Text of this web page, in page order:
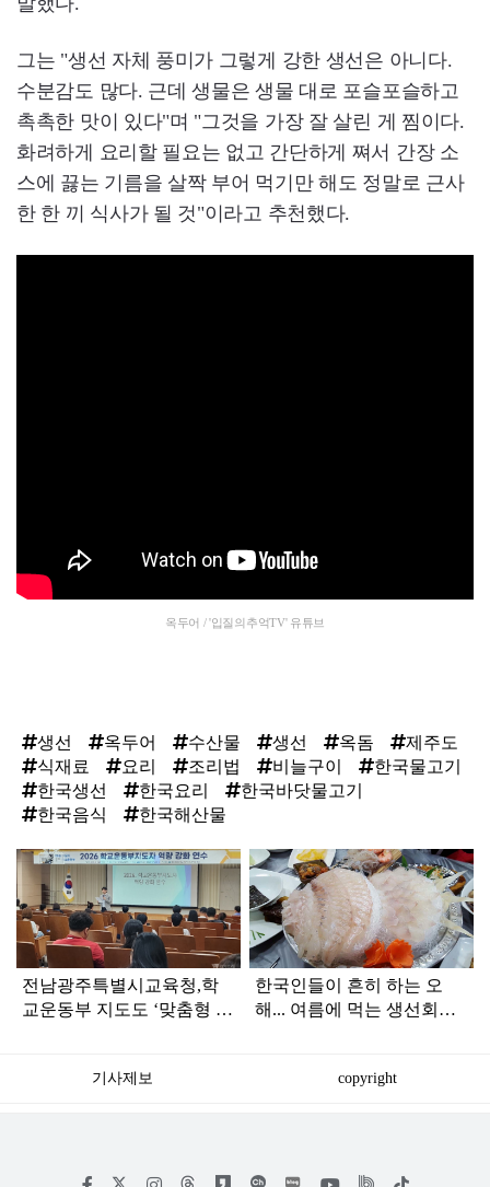
그는 "생선 자체 풍미가 그렇게 강한 생선은 아니다.
수분감도 많다. 근데 생물은 생물 대로 포슬포슬하고
촉촉한 맛이 있다"며 "그것을 가장 잘 살린 게 찜이다.
화려하게 요리할 필요는 없고 간단하게 쪄서 간장 소
스에 끓는 기름을 살짝 부어 먹기만 해도 정말로 근사
한 한 끼 식사가 될 것"이라고 추천했다.
옥두어 / '입질의추억TV' 유튜브
생선 옥두어 수산물 생선 옥돔
제주도
식재료
요리 조리법 비늘구이
한국물고기
한국생선
한국요리
한국바닷물고기
한국음식
한국해산물
탑
라
인
전남광주특별시교육청,학
교운동부 지도도 ‘맞춤형 시
한국인들이 흔히 하는 오
해... 여름에 먹는 생선회가
기사제보 copyright